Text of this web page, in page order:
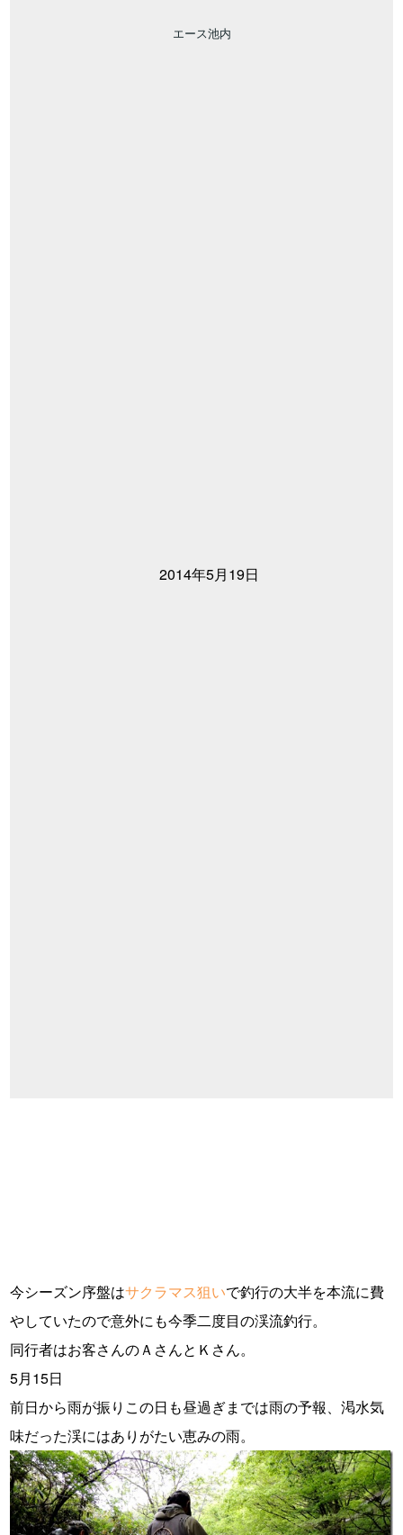
エース池内
2014年5月19日
今シーズン序盤はサクラマス狙いで釣行の大半を本流に費
やしていたので意外にも今季二度目の渓流釣行。
同行者はお客さんのＡさんとＫさん。
5月15日
前日から雨が振りこの日も昼過ぎまでは雨の予報、渇水気
味だった渓にはありがたい恵みの雨。